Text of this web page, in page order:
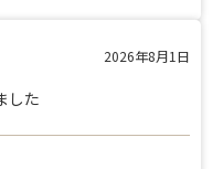
2026年8月1日
した